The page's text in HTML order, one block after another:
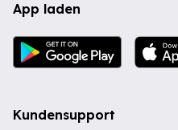
App laden
Kundensupport